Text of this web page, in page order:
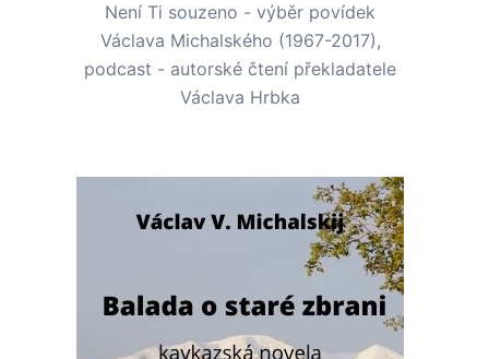
Není Ti souzeno - výběr povídek
Václava Michalského (1967-2017),
podcast - autorské čtení překladatele
Václava Hrbka